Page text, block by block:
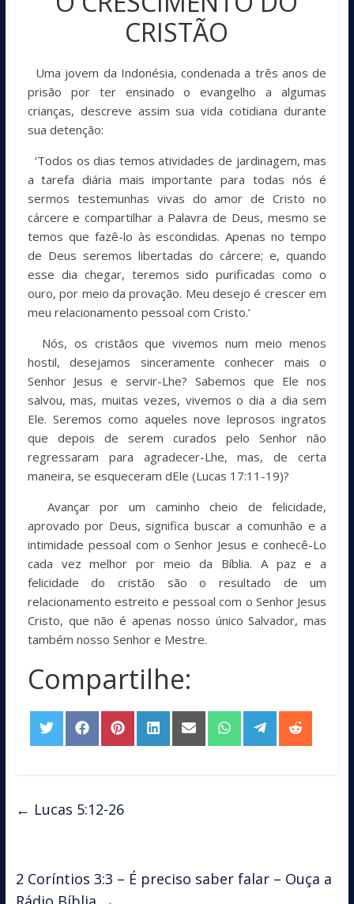
CRISTÃO
Uma jovem da Indonésia, condenada a três anos de
prisão por ter ensinado o evangelho a algumas
crianças, descreve assim sua vida cotidiana durante
sua detenção:
‘Todos os dias temos atividades de jardinagem, mas
a tarefa diária mais importante para todas nós é
sermos testemunhas vivas do amor de Cristo no
cárcere e compartilhar a Palavra de Deus, mesmo se
temos que fazê-lo às escondidas. Apenas no tempo
de Deus seremos libertadas do cárcere; e, quando
esse dia chegar, teremos sido purificadas como o
ouro, por meio da provação. Meu desejo é crescer em
meu relacionamento pessoal com Cristo.’
Nós, os cristãos que vivemos num meio menos
hostil, desejamos sinceramente conhecer mais o
Senhor Jesus e servir-Lhe? Sabemos que Ele nos
salvou, mas, muitas vezes, vivemos o dia a dia sem
Ele. Seremos como aqueles nove leprosos ingratos
que depois de serem curados pelo Senhor não
regressaram para agradecer-Lhe, mas, de certa
maneira, se esqueceram dEle (Lucas 17:11-19)?
Avançar por um caminho cheio de felicidade,
aprovado por Deus, significa buscar a comunhão e a
intimidade pessoal com o Senhor Jesus e conhecê-Lo
cada vez melhor por meio da Bíblia. A paz e a
felicidade do cristão são o resultado de um
relacionamento estreito e pessoal com o Senhor Jesus
Cristo, que não é apenas nosso único Salvador, mas
também nosso Senhor e Mestre.
Compartilhe:
Share
Twitter
Share
Facebook
Share
Pinterest
Share
on
LinkedIn
Share
on
Email
Share
WhatsApp
Share
Telegram
Share
Reddit
← Lucas 5:12-26
2 Coríntios 3:3 – É preciso saber falar – Ouça a